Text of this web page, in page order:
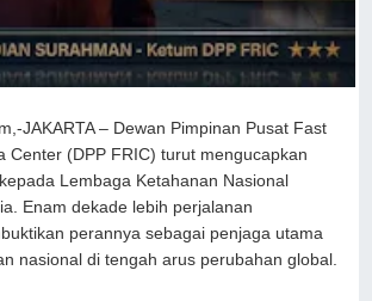
JAKARTA – Dewan Pimpinan Pusat Fast
Center (DPP FRIC) turut mengucapkan
Lembaga Ketahanan Nasional
Enam dekade lebih perjalanan
perannya sebagai penjaga utama
nasional di tengah arus perubahan global.